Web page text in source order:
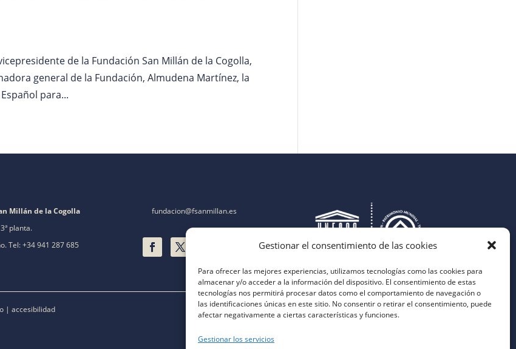
Gestionar el consentimiento de las cookies
Para ofrecer las mejores experiencias, utilizamos tecnologías como las cookies para
almacenar y/o acceder a la información del dispositivo. El consentimiento de estas
tecnologías nos permitirá procesar datos como el comportamiento de navegación o
las identificaciones únicas en este sitio. No consentir o retirar el consentimiento, puede
afectar negativamente a ciertas características y funciones.
Gestionar los servicios
de la Fundación San Millán de la Cogolla,
general de la Fundación, Almudena Martínez, la
para...
Millán de la Cogolla
planta.
Tel: +34 941 287 685
fundacion@fsanmillan.es
|accesibilidad